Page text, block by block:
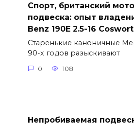
Спорт, британский
подвеска: опыт
Benz 190E 2.5-16
Старенькие каноничные
90-х годов разыскивают
0 108
Непробиваемая